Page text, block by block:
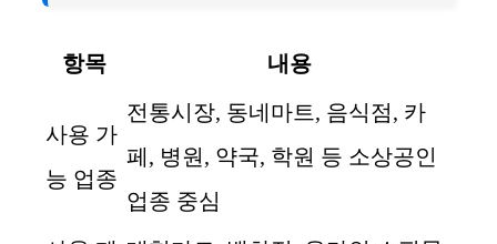
항목 내용
사용 가
능 업종
전통시장, 동네마트, 음식점, 카
페, 병원, 약국, 학원 등 소상공인
업종 중심